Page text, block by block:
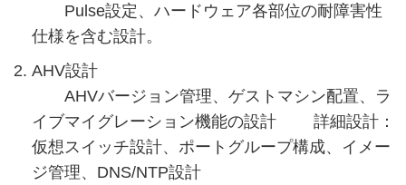
Pulse設定、ハードウェア各部位の耐障害性
仕様を含む設計。
AHV設計
AHVバージョン管理、ゲストマシン配置、ラ
イブマイグレーション機能の設計 詳細設計：
仮想スイッチ設計、ポートグループ構成、イメー
ジ管理、DNS/NTP設計